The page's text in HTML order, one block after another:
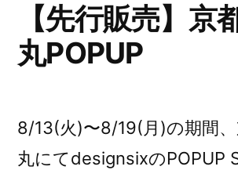
【先行販売】京
丸POPUP
8/13(火)〜8/19(月)の期間
丸にてdesignsixのPOPUP